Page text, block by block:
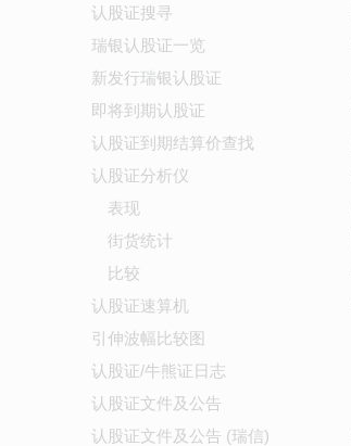
认股证搜寻
瑞银认股证一览
新发行瑞银认股证
即将到期认股证
认股证到期结算价查找
认股证分析仪
表现
街货统计
比较
认股证速算机
引伸波幅比较图
认股证/牛熊证日志
认股证文件及公告
认股证文件及公告 (瑞信)